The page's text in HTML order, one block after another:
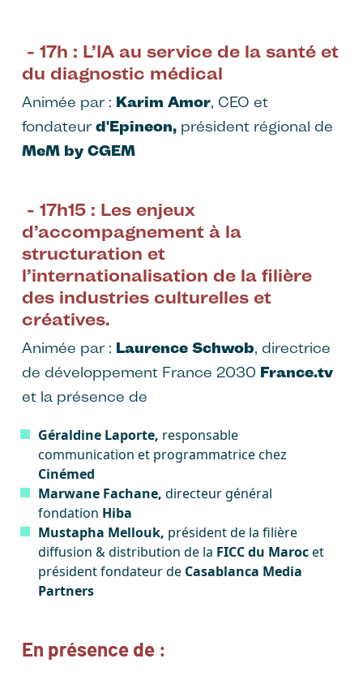
- 17h : L’IA au service de la santé et
du diagnostic médical
Animée par : Karim Amor, CEO et
fondateurd'Epineon, président régional de
MeM by CGEM
- 17h15 : Les enjeux
d’accompagnement à la
structuration et
l’internationalisation de la filière
des industries culturelles et
créatives.
Animée par : Laurence Schwob, directrice
de développement France 2030 France.tv
et la présence de
Géraldine Laporte, responsable
communication et programmatrice chez
Cinémed
Marwane Fachane, directeur général
fondation Hiba
Mustapha Mellouk, président de la filière
diffusion & distribution de la FICC du Marocet
président fondateur de Casablanca Media
Partners
En présence de :